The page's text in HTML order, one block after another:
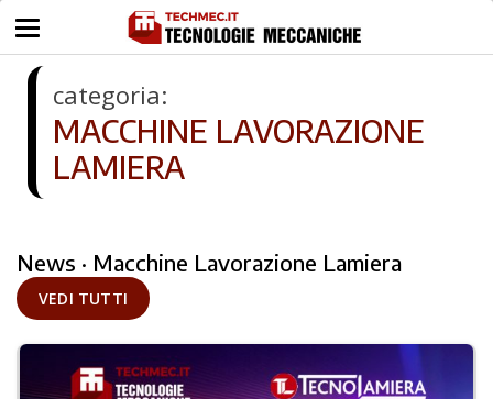
categoria:
MACCHINE LAVORAZIONE
LAMIERA
News · Macchine Lavorazione Lamiera
VEDI TUTTI